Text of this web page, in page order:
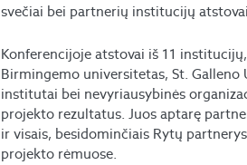
svečiai bei partnerių institucijų atstovai.
Konferencijoje atstovai iš 11
Birmingemo universitetas, St.
institutai bei nevyriausybinės
projekto rezultatus. Juos aptarę
ir visais, besidominčiais Rytų
projekto rėmuose.